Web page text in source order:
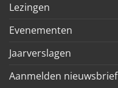
Lezingen
Evenementen
Jaarverslagen
Aanmelden nieuwsbrief